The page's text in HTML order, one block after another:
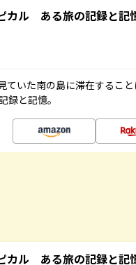
カル ある旅の記録と
ていた南の島に滞在するこ
録と記憶。
カル ある旅の記録と